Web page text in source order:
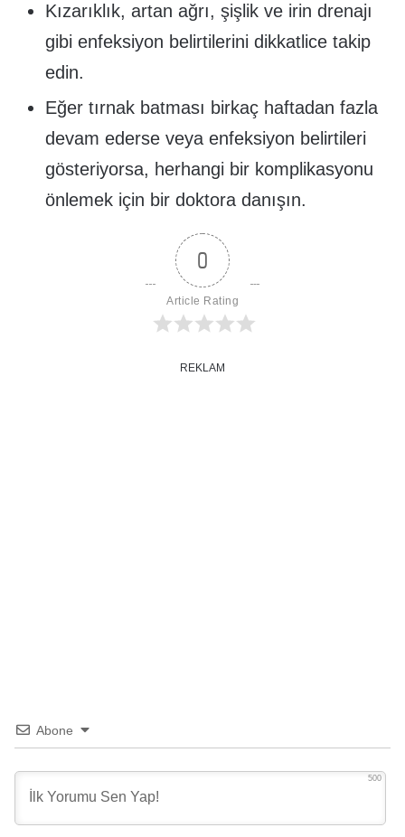
Kızarıklık, artan ağrı, şişlik ve irin drenajı
gibi enfeksiyon belirtilerini dikkatlice takip
edin.
Eğer tırnak batması birkaç haftadan fazla
devam ederse veya enfeksiyon belirtileri
gösteriyorsa, herhangi bir komplikasyonu
önlemek için bir doktora danışın.
0
Article Rating
REKLAM
Abone
500